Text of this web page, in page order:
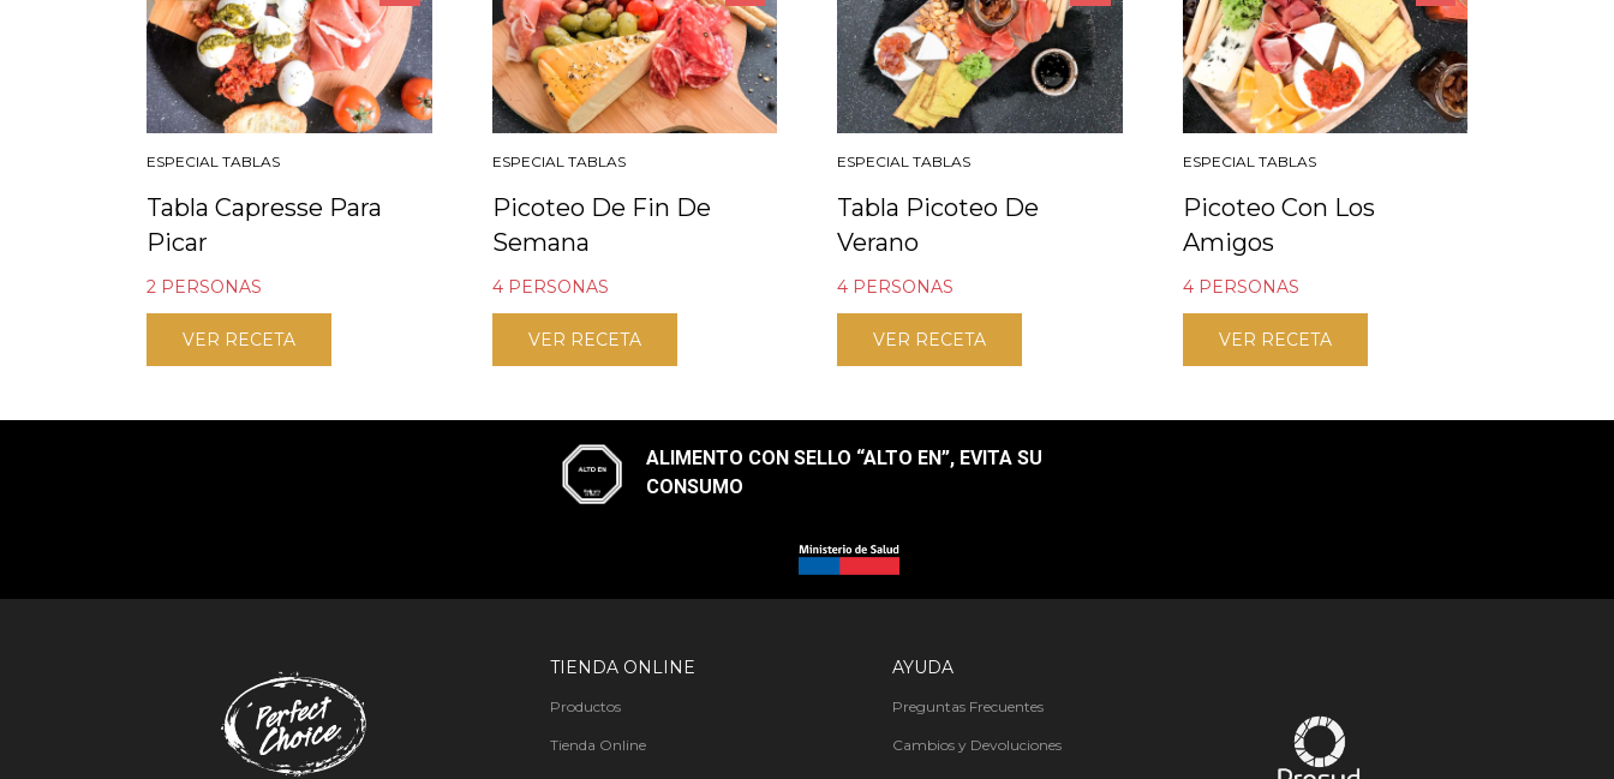
ESPECIAL TABLAS
Tabla Capresse Para
Picar
2 PERSONAS
VER RECETA
ESPECIAL TABLAS
Picoteo De Fin De
Semana
4 PERSONAS
VER RECETA
ESPECIAL TABLAS
Tabla Picoteo De
Verano
4 PERSONAS
VER RECETA
ESPECIAL TABLAS
Picoteo Con Los
Amigos
4 PERSONAS
VER RECETA
ALIMENTO CON SELLO “ALTO EN”, EVITA SU
CONSUMO​
TIENDA ONLINE
Productos
Tienda Online
AYUDA
Preguntas Frecuentes
Cambios y Devoluciones